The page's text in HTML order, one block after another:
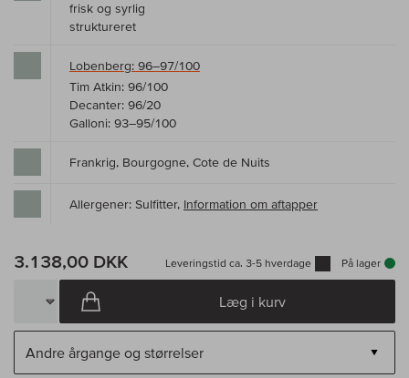
frisk og syrlig
struktureret
Lobenberg: 96–97/100
Tim Atkin: 96/100
Decanter: 96/20
Galloni: 93–95/100
Frankrig, Bourgogne, Cote de Nuits
Allergener: Sulfitter, Information om aftapper
3.138,00 DKK Leveringstid ca. 3-5 hverdage På lager
Læg i kurv